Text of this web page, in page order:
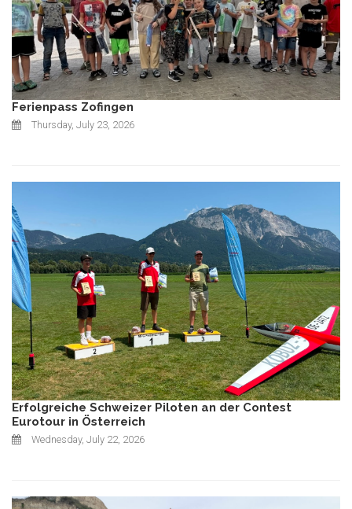
Ferienpass Zofingen
Thursday, July 23, 2026
Erfolgreiche Schweizer Piloten an der Contest
Eurotour in Österreich
Wednesday, July 22, 2026